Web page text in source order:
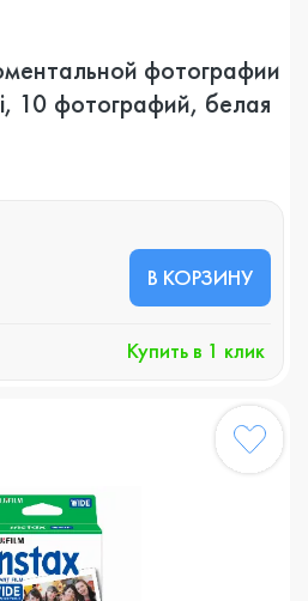
фотографии
10 фотографий, белая
В КОРЗИНУ
Купить в 1 клик